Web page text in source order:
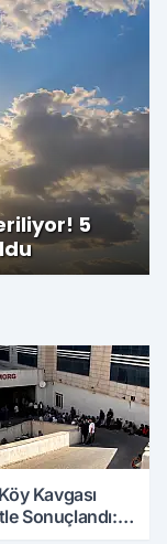
5
Kavgası
Sonuçlandı: